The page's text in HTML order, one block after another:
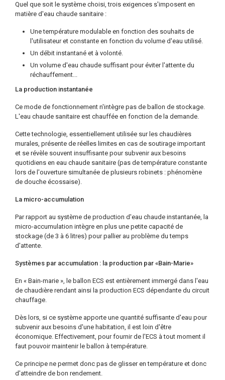
Quel que soit le système choisi, trois exigences s'imposent en
matière d'eau chaude sanitaire :
Une température modulable en fonction des souhaits de
l'utilisateur et constante en fonction du volume d'eau utilisé.
Un débit instantané et à volonté.
Un volume d'eau chaude suffisant pour éviter l'attente du
réchauffement...
La production instantanée
Ce mode de fonctionnement n'intègre pas de ballon de stockage.
L'eau chaude sanitaire est chauffée en fonction de la demande.
Cette technologie, essentiellement utilisée sur les chaudières
murales, présente de réelles limites en cas de soutirage important
et se révèle souvent insuffisante pour subvenir aux besoins
quotidiens en eau chaude sanitaire (pas de température constante
lors de l'ouverture simultanée de plusieurs robinets : phénomène
de douche écossaise).
La micro-accumulation
Par rapport au système de production d'eau chaude instantanée, la
micro-accumulation intègre en plus une petite capacité de
stockage (de 3 à 6 litres) pour pallier au problème du temps
d'attente.
Systèmes par accumulation : la production par «Bain-Marie»
En « Bain-marie », le ballon ECS est entièrement immergé dans l'eau
de chaudière rendant ainsi la production ECS dépendante du circuit
chauffage.
Dès lors, si ce système apporte une quantité suffisante d'eau pour
subvenir aux besoins d'une habitation, il est loin d'être
économique. Effectivement, pour fournir de l'ECS à tout moment il
faut pouvoir maintenir le ballon à température.
Ce principe ne permet donc pas de glisser en température et donc
d'atteindre de bon rendement.